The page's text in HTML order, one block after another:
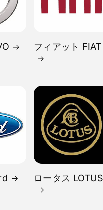
フィアット FIAT
ロータス LOTUS